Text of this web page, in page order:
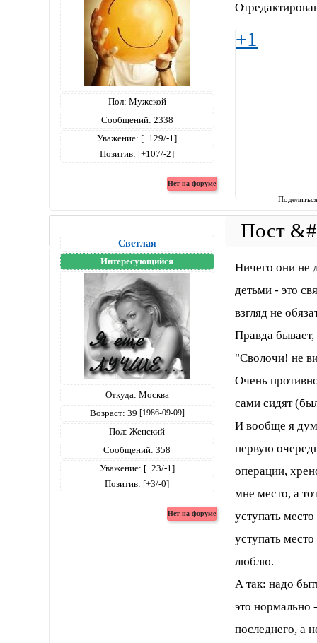
Пол: Мужской
Сообщений: 2338
Уважение: [+129/-1]
Позитив: [+107/-2]
+1
Светлая
Интересующийся
Откуда: Москва
Возраст: 39 [1986-09-09]
Пол: Женский
Сообщений: 358
Уважение: [+23/-1]
Позитив: [+3/-0]
Ничего они не
детьми - это
взгляд не
Правда
"Сволочи! не
Очень
сами сидят
И вообще я
первую
операции,
мне место, а
уступать
уступать
люблю.
А так: надо
это нормально
последнего, а